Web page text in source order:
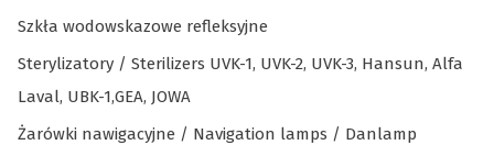
Szkła wodowskazowe refleksyjne
Sterylizatory / Sterilizers UVK-1, UVK-2, UVK-3, Hansun, Alfa
Laval, UBK-1,GEA, JOWA
Żarówki nawigacyjne / Navigation lamps / Danlamp